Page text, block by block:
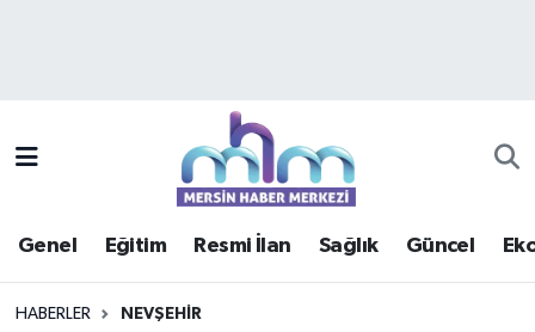
Genel Eğitim Resmi İlan Sağlık Güncel
HABERLER NEVŞEHIR
Mersin Trafik Yoğunluk Haritası
Süper Lig Puan Durumu ve Fikstür